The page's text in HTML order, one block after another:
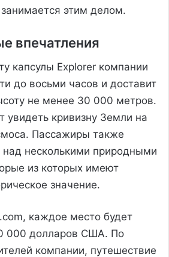
этим делом.
впечатления
капсулы Explorer компании
до восьми часов и доставит
не менее 30 000 метров.
увидеть кривизну Земли на
Пассажиры также
над несколькими природными
из которых имеют
значение.
каждое место будет
000 долларов США. По
компании, путешествие